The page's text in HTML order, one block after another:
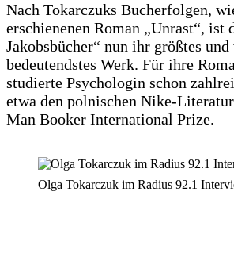
Nach Tokarczuks Bucherfolgen,
erschienenen Roman „Unrast“, ist
Jakobsbücher“ nun ihr größtes
bedeutendstes Werk. Für ihre
studierte Psychologin schon
etwa den polnischen Nike-
Man Booker International Prize.
Olga Tokarczuk im Radius 92.1